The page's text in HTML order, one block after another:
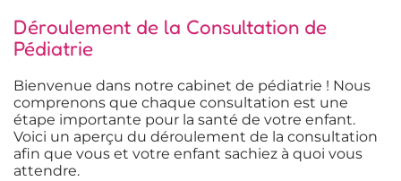
Déroulement de la Consultation de
Pédiatrie
Bienvenue dans notre cabinet de pédiatrie ! Nous
comprenons que chaque consultation est une
étape importante pour la santé de votre enfant.
Voici un aperçu du déroulement de la consultation
afin que vous et votre enfant sachiez à quoi vous
attendre.